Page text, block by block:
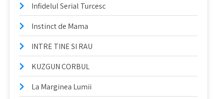
Infidelul Serial Turcesc
Instinct de Mama
INTRE TINE SI RAU
KUZGUN CORBUL
La Marginea Lumii